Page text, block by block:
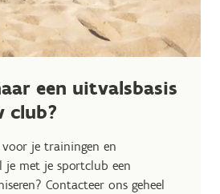
een uitvalsbasis
club?
voor je trainingen en
je met je sportclub een
Contacteer ons geheel